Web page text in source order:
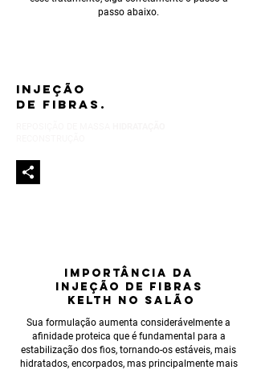
passo abaixo.
INJEÇÃO
DE FIBRAS.
IMPORTÂNCIA DA
INJEÇÃO DE FIBRAS
KELTH NO SALÃO
Sua formulação aumenta considerávelmente a
afinidade proteica que é fundamental para a
estabilização dos fios, tornando-os estáveis, mais
hidratados, encorpados, mas principalmente mais